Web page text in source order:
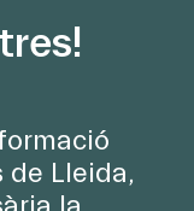
de Lleida,